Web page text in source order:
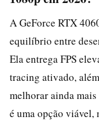
A GeForce RTX
equilíbrio entre
Ela entrega FPS
tracing ativado,
melhorar ainda
é uma opção viável,